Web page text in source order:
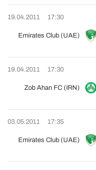
19.04.2011 17:30
Emirates Club (UAE)
19.04.2011 17:30
Zob Ahan FC (IRN)
03.05.2011 17:35
Emirates Club (UAE)